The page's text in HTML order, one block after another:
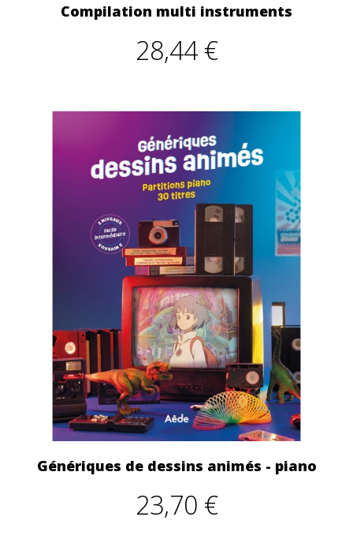
Compilation multi instruments
28,44 €
Génériques de dessins animés - piano
23,70 €